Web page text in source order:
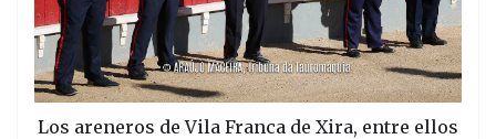
Los areneros de Vila Franca de Xira, entre ellos